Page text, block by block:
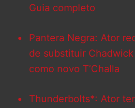
Guia completo
Pantera Negra: Ator
de substituir Chadwick
como novo T’Challa
Thunderbolts*: Ator